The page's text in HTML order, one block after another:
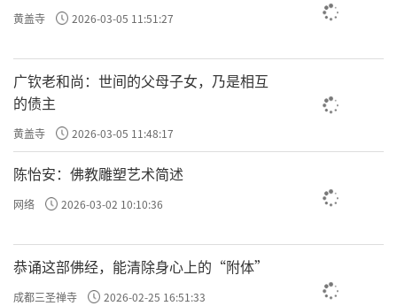
黄盖寺 2026-03-05 11:51:27
广钦老和尚：世间的父母子女，乃是相互
的债主
黄盖寺 2026-03-05 11:48:17
陈怡安：佛教雕塑艺术简述
网络 2026-03-02 10:10:36
恭诵这部佛经，能清除身心上的“附体”
成都三圣禅寺 2026-02-25 16:51:33